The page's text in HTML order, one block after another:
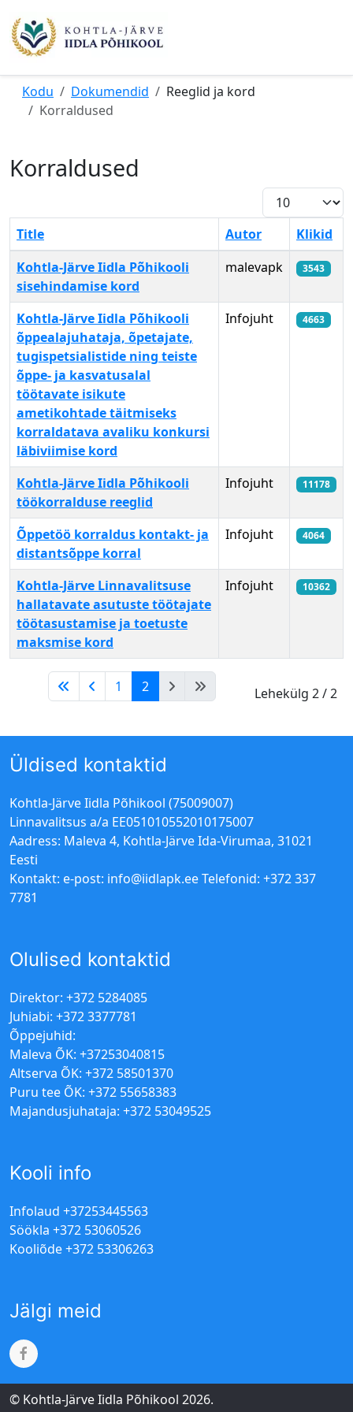
Kodu Dokumendid
Reeglid ja kord
Korraldused
Korraldused
Näita korraga
Artiklid
Title Autor
Klikid
Kohtla-Järve Iidla Põhikooli
sisehindamise kord
malevapk 3543
Kohtla-Järve Iidla Põhikooli
õppealajuhataja, õpetajate,
tugispetsialistide ning teiste
õppe- ja kasvatusalal
töötavate isikute
ametikohtade täitmiseks
korraldatava avaliku konkursi
läbiviimise kord
Infojuht 4663
Kohtla-Järve Iidla Põhikooli
töökorralduse reeglid
Infojuht 11178
Õppetöö korraldus kontakt- ja
distantsõppe korral
Infojuht 4064
Kohtla-Järve Linnavalitsuse
hallatavate asutuste töötajate
töötasustamise ja toetuste
maksmise kord
Infojuht 10362
Lehekülg 2 / 2
1 2
Üldised kontaktid
Kohtla-Järve Iidla Põhikool (75009007)
Linnavalitsus a/a EE051010552010175007
Aadress: Maleva 4, Kohtla-Järve Ida-Virumaa, 31021
Eesti
Kontakt: e-post: info@iidlapk.eeTelefonid: +372 337
7781
Olulised kontaktid
Direktor: +372 5284085
Juhiabi: +372 3377781
Õppejuhid:
Maleva ÕK: +37253040815
Altserva ÕK: +372 58501370
Puru tee ÕK: +372 55658383
Majandusjuhataja: +372 53049525
Kooli info
Infolaud +37253445563
Söökla +372 53060526
Kooliõde +372 53306263
Jälgi meid
© Kohtla-Järve Iidla Põhikool 2026.